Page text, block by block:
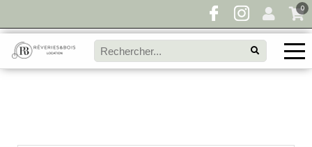
0
Pour toute demande de disponibilité, remplissez